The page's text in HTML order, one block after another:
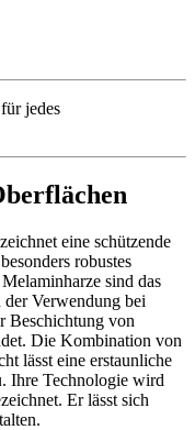
jedes
eine schützende
robustes
sind das
Verwendung bei
Beschichtung von
Die Kombination von
lässt eine erstaunliche
Ihre Technologie wird
Er lässt sich